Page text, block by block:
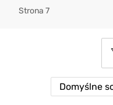
Strona 7